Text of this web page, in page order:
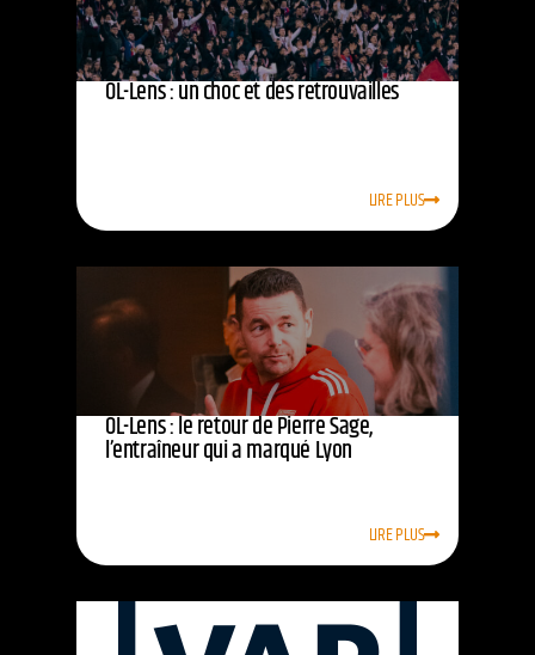
OL-Lens : un choc et des retrouvailles
LIRE PLUS
OL-Lens : le retour de Pierre Sage,
l’entraîneur qui a marqué Lyon
LIRE PLUS